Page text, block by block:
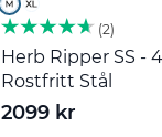
2
Herb Ripper SS -
Rostfritt Stål
2099 kr